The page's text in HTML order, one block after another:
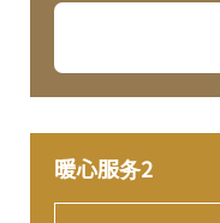
暖心服务2